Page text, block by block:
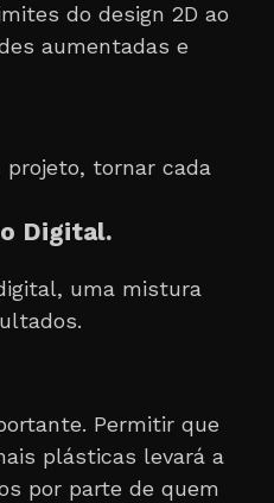
do design 2D ao
aumentadas e
projeto, tornar cada
Digital.
uma mistura
Permitir que
plásticas levará a
por parte de quem